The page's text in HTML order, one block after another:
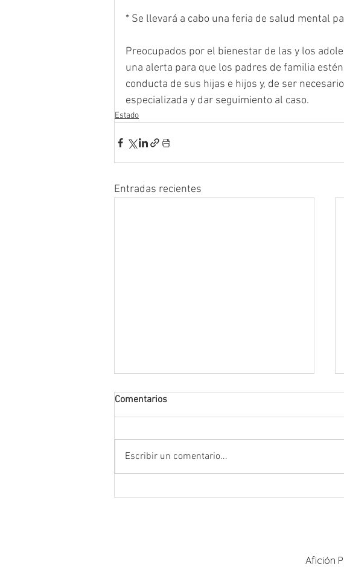
* Se llevará a cabo una feria de salud mental
Preocupados por el bienestar de las y los
una alerta para que los padres de familia
conducta de sus hijas e hijos y, de ser
especializada y dar seguimiento al caso.
Estado
Entradas recientes
Comentarios
Escribir un comentario...
Afición